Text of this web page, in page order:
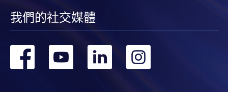
我們的社交媒體
轉
轉
轉